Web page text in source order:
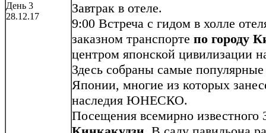
День 3
28.12.17
Завтрак в отеле.
9:00 Встреча с гидом в холле
заказном транспорте по городу
центром японской цивилизации
Здесь собраны самые
Японии, многие из которых
наследия ЮНЕСКО.
Посещения всемирно известного